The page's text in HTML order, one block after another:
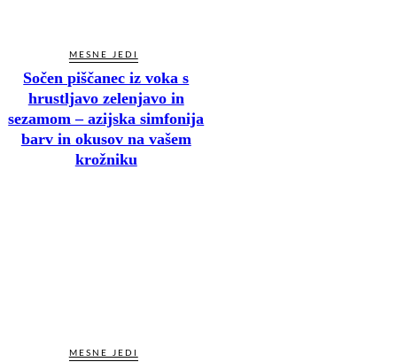
MESNE JEDI
Sočen piščanec iz voka s
hrustljavo zelenjavo in
sezamom – azijska simfonija
barv in okusov na vašem
krožniku
MESNE JEDI